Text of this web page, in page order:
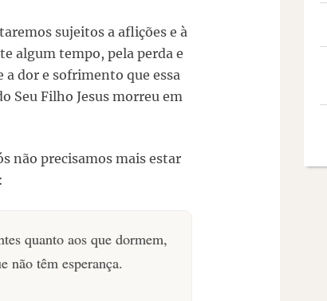
sujeitos a aflições e à
algum tempo, pela perda e
a dor e sofrimento que essa
Seu Filho Jesus morreu em
não precisamos mais estar
quanto aos que dormem,
não têm esperança.